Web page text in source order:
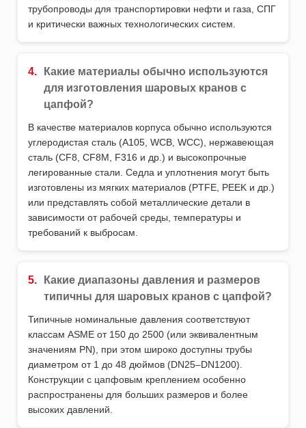
трубопроводы для транспортировки нефти и газа, СПГ
и критически важных технологических систем.
4.
Какие материалы обычно используются
для изготовления шаровых кранов с
цапфой?
В качестве материалов корпуса обычно используются
углеродистая сталь (A105, WCB, WCC), нержавеющая
сталь (CF8, CF8M, F316 и др.) и высокопрочные
легированные стали. Седла и уплотнения могут быть
изготовлены из мягких материалов (PTFE, PEEK и др.)
или представлять собой металлические детали в
зависимости от рабочей среды, температуры и
требований к выбросам.
5.
Какие диапазоны давления и размеров
типичны для шаровых кранов с цапфой?
Типичные номинальные давления соответствуют
классам ASME от 150 до 2500 (или эквивалентным
значениям PN), при этом широко доступны трубы
диаметром от 1 до 48 дюймов (DN25–DN1200).
Конструкции с цапфовым креплением особенно
распространены для больших размеров и более
высоких давлений.